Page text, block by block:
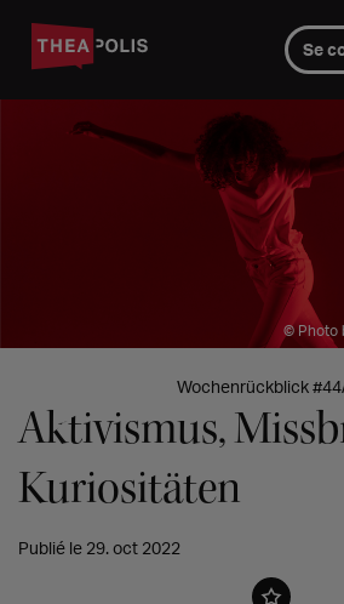
Se
© Photo
Wochenrückblick
Aktivismus,
Kuriositäten
Publié le 29. oct 2022